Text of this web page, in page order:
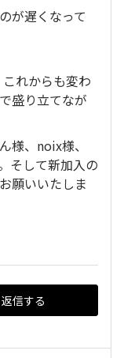
が遅くなって
れからも変わ
盛り立てなが
様、noix様、
そして新加入の
願いいたしま
返信する